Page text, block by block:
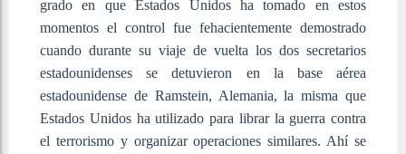
grado en que Estados Unidos ha tomado en estos
momentos el control fue fehacientemente demostrado
cuando durante su viaje de vuelta los dos secretarios
estadounidenses se detuvieron en la base aérea
estadounidense de Ramstein, Alemania, la misma que
Estados Unidos ha utilizado para librar la guerra contra
el terrorismo y organizar operaciones similares. Ahí se